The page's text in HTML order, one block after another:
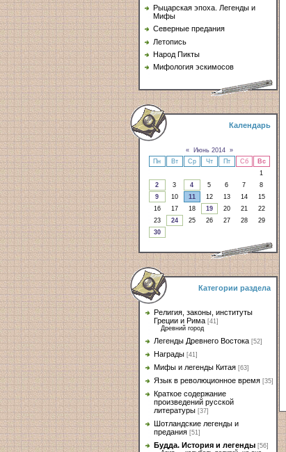
Рыцарская эпоха. Легенды и
Мифы
Северные предания
Летопись
Народ Пикты
Мифология эскимосов
Календарь
« Июнь 2014
»
Пн
Вт Ср Чт Пт Сб
Вс
1
2
3 4 5 6 7
8
9
10 11 12 13 14
15
16
17 18 19 20 21
22
23
24 25 26 27 28
29
30
Категории раздела
Религия, законы, институты
Греции и Рима [41]
Древний город
Легенды Древнего Востока [52]
Награды [41]
Мифы и легенды Китая [63]
Язык в революционное время [35]
Краткое содержание
произведений русской
литературы [37]
Шотландские легенды и
предания [51]
Будда. История и легенды [56]